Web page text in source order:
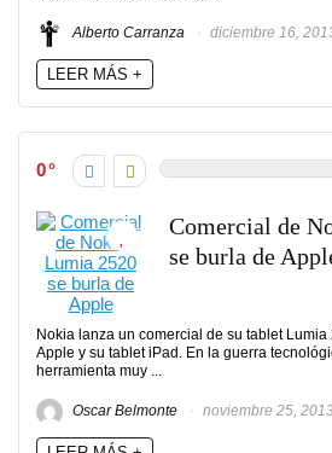
Alberto Carranza diciembre 16,
LEER MÁS +
0
Comercial de
se burla de
Nokia lanza un comercial de su tablet
Apple y su tablet iPad. En la guerra
herramienta muy ...
Oscar Belmonte noviembre 25,